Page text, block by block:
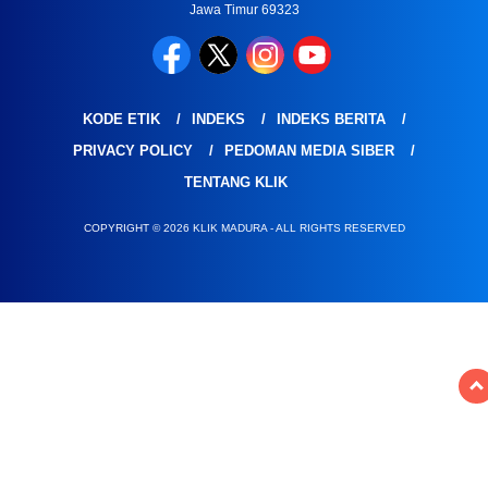
Jawa Timur 69323
KODE ETIK INDEKS
INDEKS BERITA
PRIVACY POLICY
PEDOMAN MEDIA SIBER
TENTANG KLIK
COPYRIGHT © 2026 KLIK MADURA - ALL RIGHTS RESERVED